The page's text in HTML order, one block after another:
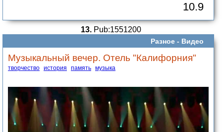
10.9
13. Pub:1551200
Разное - Видео
Музыкальный вечер. Отель "Калифорния"
творчество история память музыка